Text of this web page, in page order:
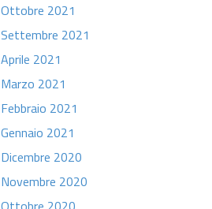
Ottobre 2021
Settembre 2021
Aprile 2021
Marzo 2021
Febbraio 2021
Gennaio 2021
Dicembre 2020
Novembre 2020